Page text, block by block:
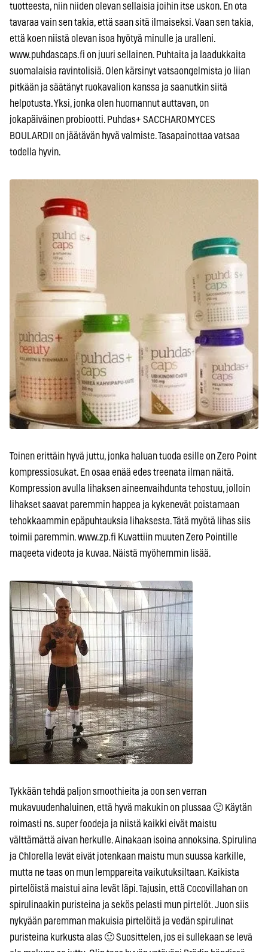
tuotteesta, niin niiden olevan sellaisia joihin itse uskon. En ota
tavaraa vain sen takia, että saan sitä ilmaiseksi. Vaan sen takia,
että koen niistä olevan isoa hyötyä minulle ja uralleni.
www.puhdascaps.fi on juuri sellainen. Puhtaita ja laadukkaita
suomalaisia ravintolisiä. Olen kärsinyt vatsaongelmista jo liian
pitkään ja säätänyt ruokavalion kanssa ja saanutkin siitä
helpotusta. Yksi, jonka olen huomannut auttavan, on
jokapäiväinen probiootti. Puhdas+ SACCHAROMYCES
BOULARDII on jäätävän hyvä valmiste. Tasapainottaa vatsaa
todella hyvin.
Toinen erittäin hyvä juttu, jonka haluan tuoda esille on Zero Point
kompressiosukat. En osaa enää edes treenata ilman näitä.
Kompression avulla lihaksen aineenvaihdunta tehostuu, jolloin
lihakset saavat paremmin happea ja kykenevät poistamaan
tehokkaammin epäpuhtauksia lihaksesta. Tätä myötä lihas siis
toimii paremmin. www.zp.fi Kuvattiin muuten Zero Pointille
mageeta videota ja kuvaa. Näistä myöhemmin lisää.
Tykkään tehdä paljon smoothieita ja oon sen verran
mukavuudenhaluinen, että hyvä makukin on plussaa 🙂 Käytän
roimasti ns. super foodeja ja niistä kaikki eivät maistu
välttämättä aivan herkulle. Ainakaan isoina annoksina. Spirulina
ja Chlorella levät eivät jotenkaan maistu mun suussa karkille,
mutta ne taas on mun lemppareita vaikutuksiltaan. Kaikista
pirtelöistä maistui aina levät läpi. Tajusin, että Cocovillahan on
spirulinaakin puristeina ja sekös pelasti mun pirtelöt. Juon siis
nykyään paremman makuisia pirtelöitä ja vedän spirulinat
puristeina kurkusta alas 🙂 Suosittelen, jos ei sullekaan se levä